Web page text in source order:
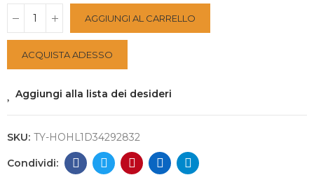
AGGIUNGI AL CARRELLO
ACQUISTA ADESSO
Aggiungi alla lista dei desideri
SKU: TY-HOHL1D34292832